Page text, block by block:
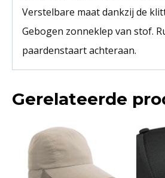
Verstelbare maat dankzij de
Gebogen zonneklep van stof.
paardenstaart achteraan.
Gerelateerde